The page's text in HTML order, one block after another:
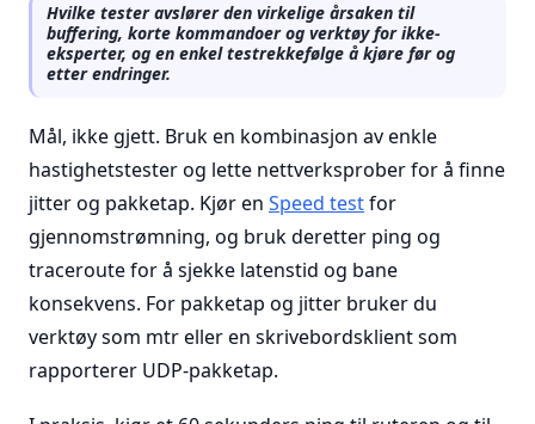
Hvilke tester avslører den virkelige årsaken til
buffering, korte kommandoer og verktøy for ikke-
eksperter, og en enkel testrekkefølge å kjøre før og
etter endringer.
Mål, ikke gjett. Bruk en kombinasjon av enkle
hastighetstester og lette nettverksprober for å finne
jitter og pakketap. Kjør en Speed testfor
gjennomstrømning, og bruk deretter ping og
traceroute for å sjekke latenstid og bane
konsekvens. For pakketap og jitter bruker du
verktøy som mtr eller en skrivebordsklient som
rapporterer UDP-pakketap.